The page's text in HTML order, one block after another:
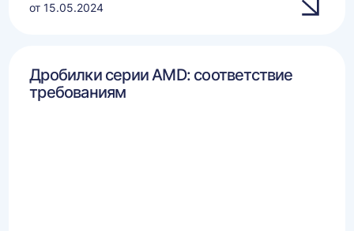
от 15.05.2024
Дробилки серии AMD: соответствие
требованиям